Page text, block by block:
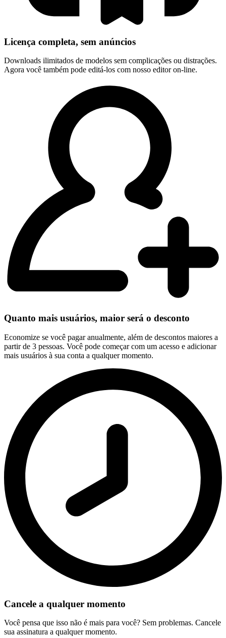
Licença completa, sem anúncios
Downloads ilimitados de modelos sem complicações ou distrações.
Agora você também pode editá-los com nosso editor on-line.
Quanto mais usuários, maior será o desconto
Economize se você pagar anualmente, além de descontos maiores a
partir de 3 pessoas. Você pode começar com um acesso e adicionar
mais usuários à sua conta a qualquer momento.
Cancele a qualquer momento
Você pensa que isso não é mais para você? Sem problemas. Cancele
sua assinatura a qualquer momento.